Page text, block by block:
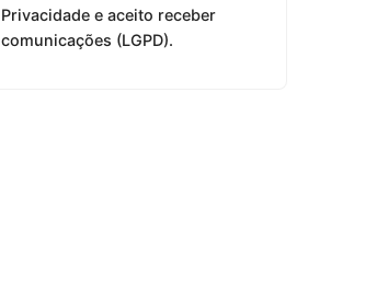
Privacidade e aceito receber
comunicações (LGPD).